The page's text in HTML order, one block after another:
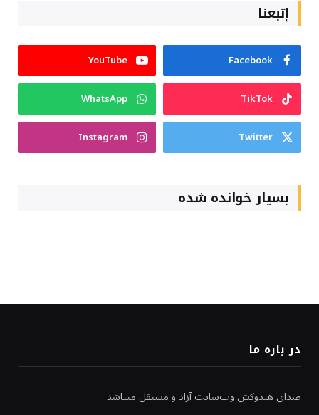
إتبعنا
Facebook
YouTube
TikTok
WhatsApp
Twitter
Instagram
بسیار خوانده شده
در باره ما
صدای هندوکش وب‌سایت آزاد و مستقل میباشد